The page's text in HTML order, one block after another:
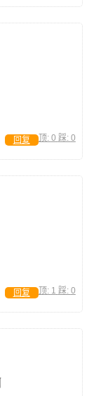
顶: 0 踩: 0
回复
顶: 1 踩: 0
回复